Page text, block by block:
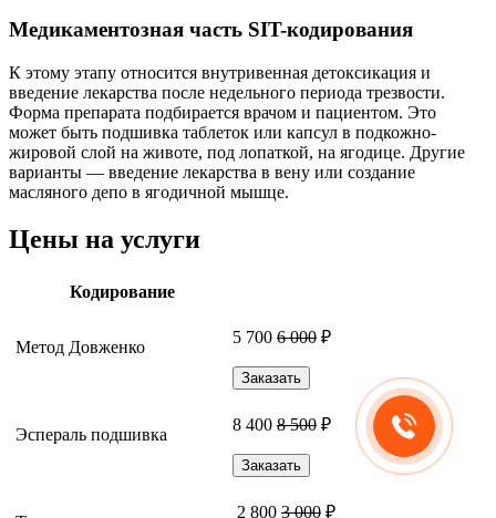
Медикаментозная часть SIT-кодирования
К этому этапу относится внутривенная детоксикация и
введение лекарства после недельного периода трезвости.
Форма препарата подбирается врачом и пациентом. Это
может быть подшивка таблеток или капсул в подкожно-
жировой слой на животе, под лопаткой, на ягодице. Другие
варианты — введение лекарства в вену или создание
масляного депо в ягодичной мышце.
Цены на услуги
Кодирование
Метод Довженко
5 700 6 000 ₽
Заказать
Эспераль подшивка
8 400 8 500 ₽
Заказать
2 800 3 000 ₽